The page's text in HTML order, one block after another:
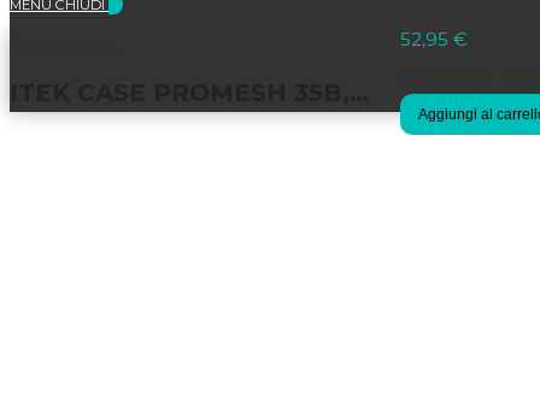
MENU CHIUDI
52,95 €
Aggiungi al